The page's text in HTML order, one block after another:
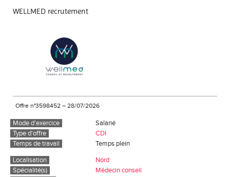
WELLMED recrutement
Offre n°3598452 – 28/07/2026
Mode d'exercice
Salarié
Type d'offre
CDI
Temps de travail
Temps plein
Localisation
Nord
Spécialité(s)
Médecin conseil